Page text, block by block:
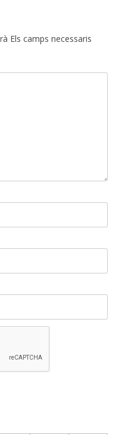
Els camps necessaris